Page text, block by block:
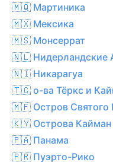
🇲🇶 Мартиника
🇲🇽 Мексика
🇲🇸 Монсеррат
🇳🇱 Нидерландские
🇳🇮 Никарагуа
🇹🇨 о-ва Тёркс и
🇲🇫 Остров Святого
🇰🇾 Острова Кайман
🇵🇦 Панама
🇵🇷 Пуэрто-Рико